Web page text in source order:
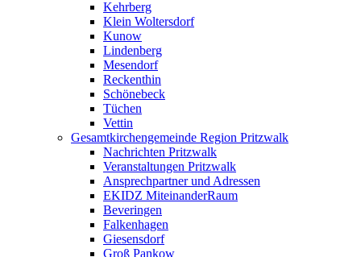
Kehrberg
Klein Woltersdorf
Kunow
Lindenberg
Mesendorf
Reckenthin
Schönebeck
Tüchen
Vettin
Gesamtkirchengemeinde Region Pritzwalk
Nachrichten Pritzwalk
Veranstaltungen Pritzwalk
Ansprechpartner und Adressen
EKIDZ MiteinanderRaum
Beveringen
Falkenhagen
Giesensdorf
Groß Pankow